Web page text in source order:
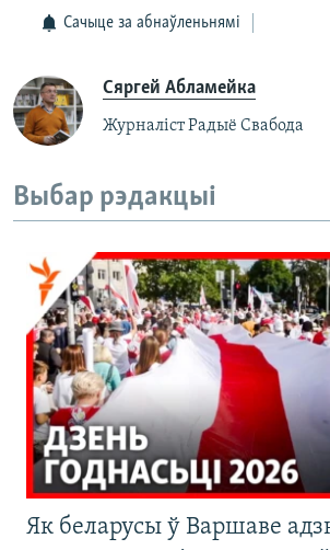
Сачыце за абнаўленьнямі
Сяргей Абламейка
Журналіст Радыё Свабода
Выбар рэдакцыі
Як беларусы ў Варшаве